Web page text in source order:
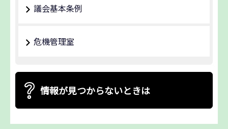
議会基本条例
危機管理室
情報が見つからないときは